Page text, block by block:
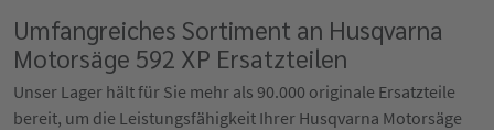
Umfangreiches Sortiment an Husqvarna
Motorsäge 592 XP Ersatzteilen
Unser Lager hält für Sie mehr als 90.000 originale Ersatzteile
bereit, um die Leistungsfähigkeit Ihrer Husqvarna Motorsäge